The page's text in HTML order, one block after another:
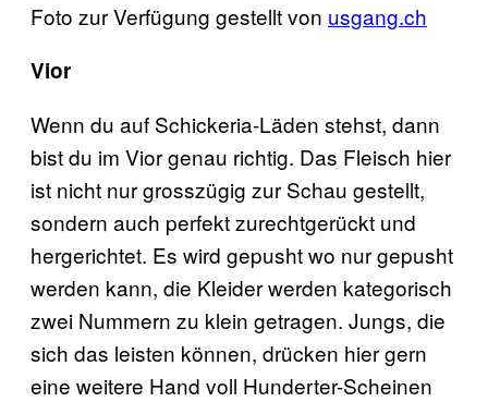
Foto zur Verfügung gestellt von usgang.ch
Vior
Wenn du auf Schickeria-Läden stehst, dann
bist du im Vior genau richtig. Das Fleisch hier
ist nicht nur grosszügig zur Schau gestellt,
sondern auch perfekt zurechtgerückt und
hergerichtet. Es wird gepusht wo nur gepusht
werden kann, die Kleider werden kategorisch
zwei Nummern zu klein getragen. Jungs, die
sich das leisten können, drücken hier gern
eine weitere Hand voll Hunderter-Scheinen